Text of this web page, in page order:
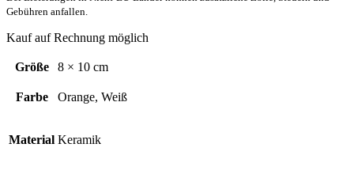
Gebühren anfallen.
Kauf auf Rechnung möglich
Größe 8 × 10 cm
Farbe Orange, Weiß
Material Keramik